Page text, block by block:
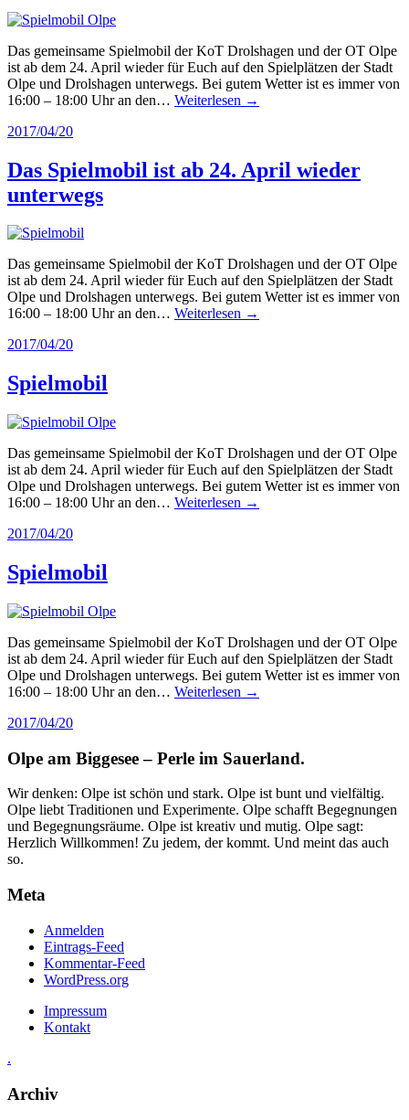
Das gemeinsame Spielmobil der KoT Drolshagen und der OT Olpe
ist ab dem 24. April wieder für Euch auf den Spielplätzen der Stadt
Olpe und Drolshagen unterwegs. Bei gutem Wetter ist es immer von
16:00 – 18:00 Uhr an den… Weiterlesen →
2017/04/20
Das Spielmobil ist ab 24. April wieder
unterwegs
Das gemeinsame Spielmobil der KoT Drolshagen und der OT Olpe
ist ab dem 24. April wieder für Euch auf den Spielplätzen der Stadt
Olpe und Drolshagen unterwegs. Bei gutem Wetter ist es immer von
16:00 – 18:00 Uhr an den… Weiterlesen →
2017/04/20
Spielmobil
Das gemeinsame Spielmobil der KoT Drolshagen und der OT Olpe
ist ab dem 24. April wieder für Euch auf den Spielplätzen der Stadt
Olpe und Drolshagen unterwegs. Bei gutem Wetter ist es immer von
16:00 – 18:00 Uhr an den… Weiterlesen →
2017/04/20
Spielmobil
Das gemeinsame Spielmobil der KoT Drolshagen und der OT Olpe
ist ab dem 24. April wieder für Euch auf den Spielplätzen der Stadt
Olpe und Drolshagen unterwegs. Bei gutem Wetter ist es immer von
16:00 – 18:00 Uhr an den… Weiterlesen →
2017/04/20
Olpe am Biggesee – Perle im Sauerland.
Wir denken: Olpe ist schön und stark. Olpe ist bunt und vielfältig.
Olpe liebt Traditionen und Experimente. Olpe schafft Begegnungen
und Begegnungsräume. Olpe ist kreativ und mutig. Olpe sagt:
Herzlich Willkommen! Zu jedem, der kommt. Und meint das auch
so.
Meta
Anmelden
Eintrags-Feed
Kommentar-Feed
WordPress.org
Impressum
Kontakt
.
Archiv